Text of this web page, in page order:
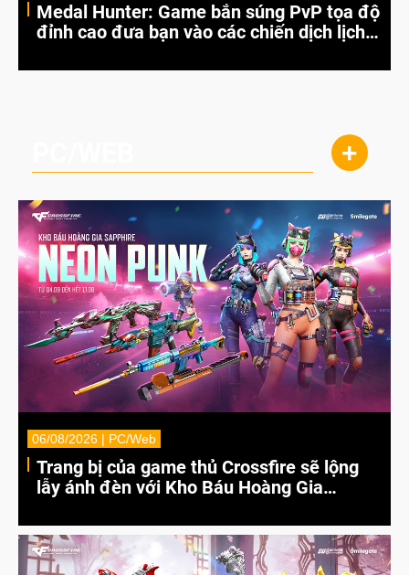
Medal Hunter: Game bắn súng PvP tọa độ
đỉnh cao đưa bạn vào các chiến dịch lịch
+
06/08/2026 | PC/Web
Trang bị của game thủ Crossfire sẽ lộng
lẫy ánh đèn với Kho Báu Hoàng Gia